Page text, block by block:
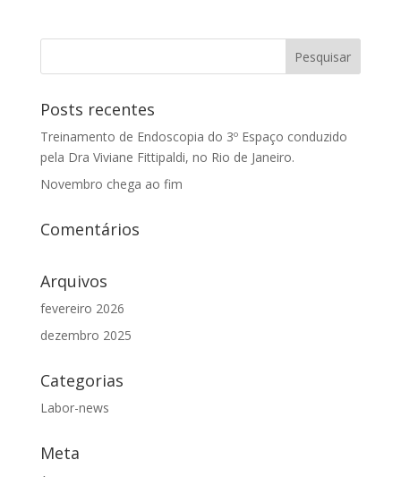
Posts recentes
Treinamento de Endoscopia do 3º Espaço conduzido
pela Dra Viviane Fittipaldi, no Rio de Janeiro.
Novembro chega ao fim
Comentários
Arquivos
fevereiro 2026
dezembro 2025
Categorias
Labor-news
Meta